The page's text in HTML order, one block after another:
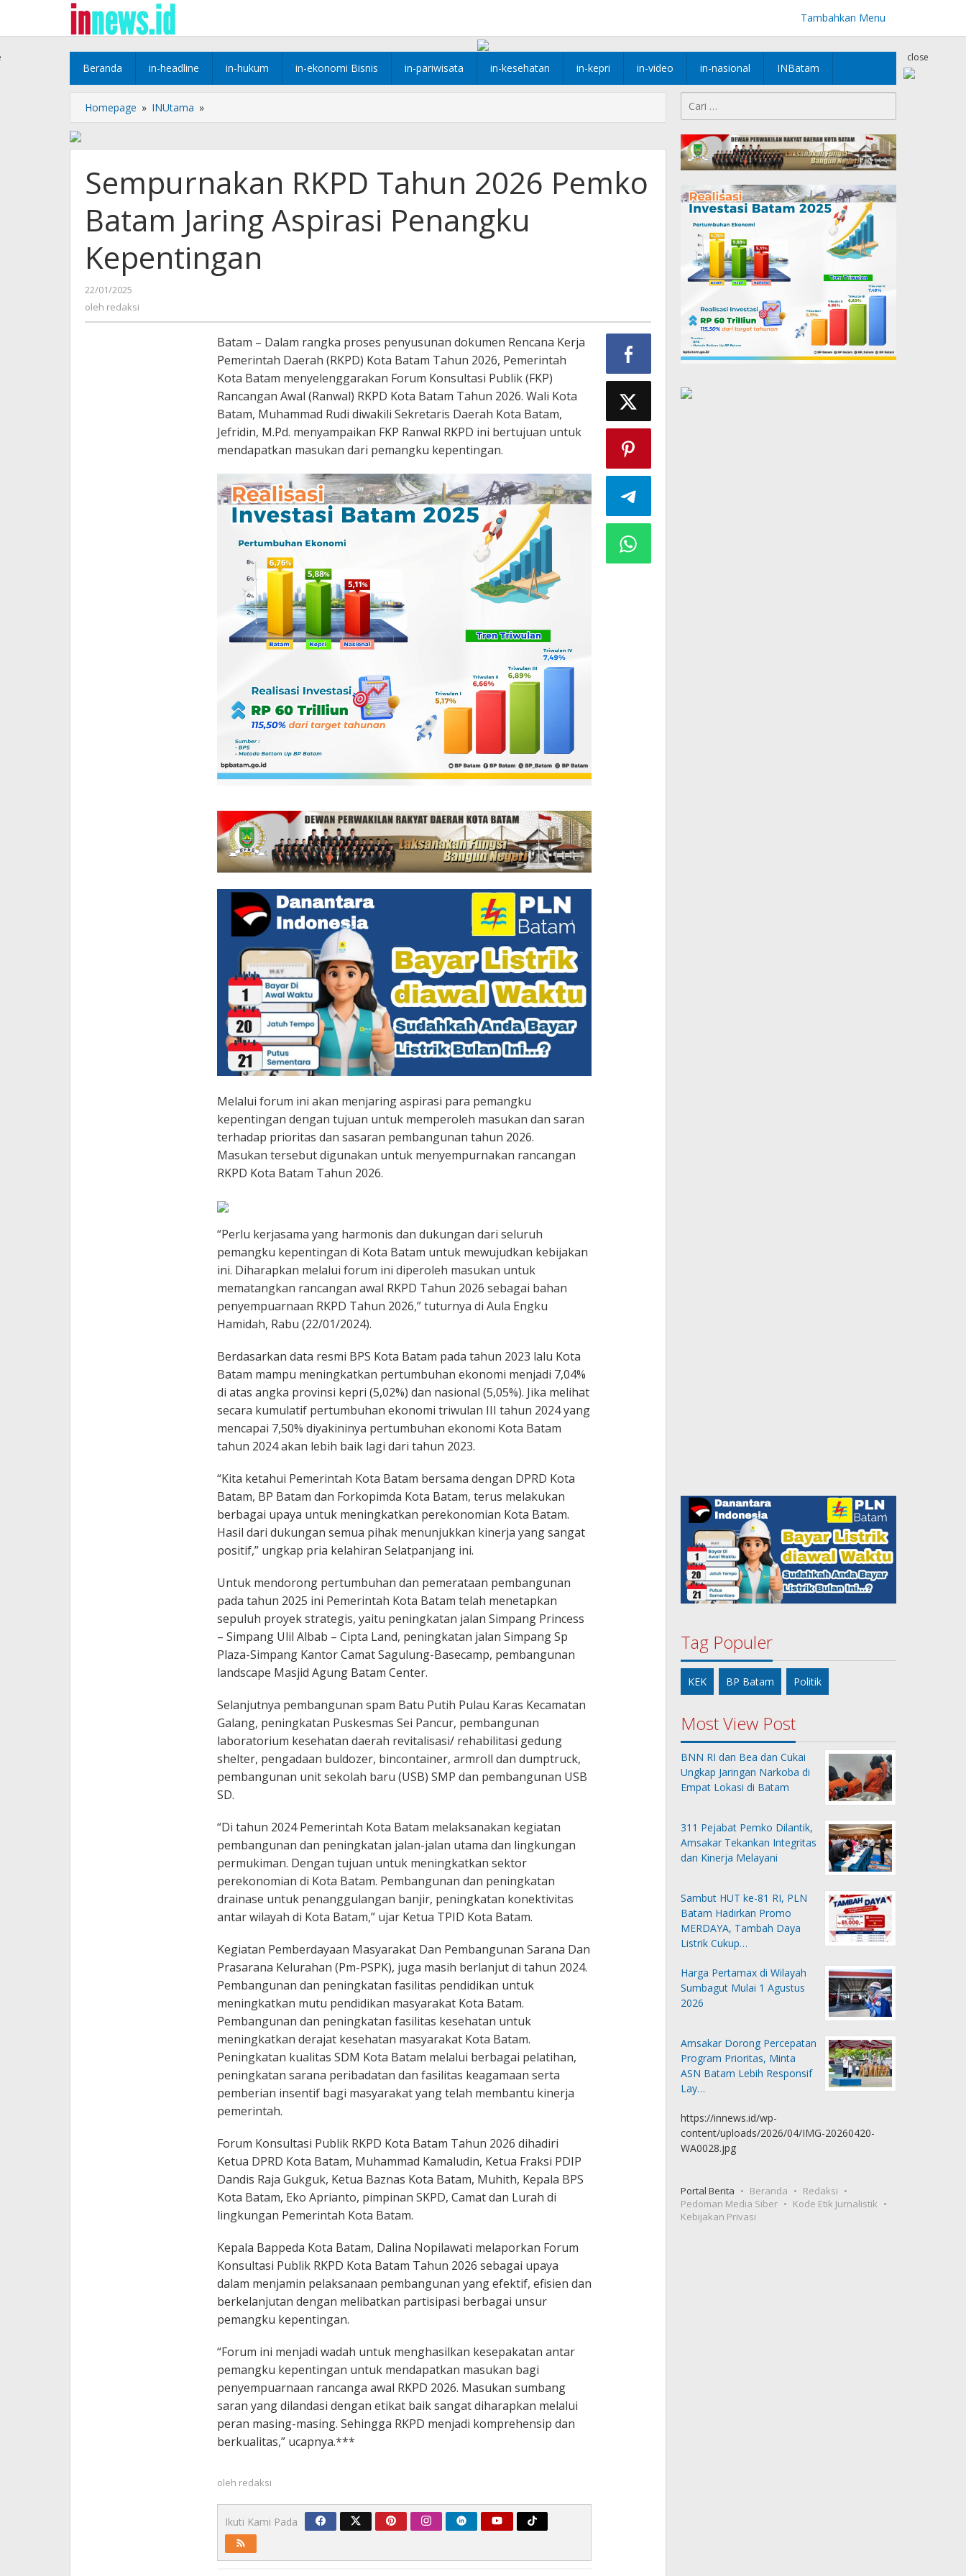
konten
Tambahkan Menu
Beranda in-headline in-hukum in-ekonomi Bisnis in-pariwisata in-kesehatan in-kepri in-video in-nasional INBatam
close
Homepage » INUtama »
RKPD
2026
Batam
Jaring
Aspirasi
Penangku
Kepentingan
Sempurnakan RKPD Tahun 2026 Pemko
Batam Jaring Aspirasi Penangku
Kepentingan
22/01/2025
redaksi
oleh redaksi
Batam – Dalam rangka proses penyusunan dokumen Rencana Kerja
Pemerintah Daerah (RKPD) Kota Batam Tahun 2026, Pemerintah
Kota Batam menyelenggarakan Forum Konsultasi Publik (FKP)
Rancangan Awal (Ranwal) RKPD Kota Batam Tahun 2026. Wali Kota
Batam, Muhammad Rudi diwakili Sekretaris Daerah Kota Batam,
Jefridin, M.Pd. menyampaikan FKP Ranwal RKPD ini bertujuan untuk
mendapatkan masukan dari pemangku kepentingan.
Melalui forum ini akan menjaring aspirasi para pemangku
kepentingan dengan tujuan untuk memperoleh masukan dan saran
terhadap prioritas dan sasaran pembangunan tahun 2026.
Masukan tersebut digunakan untuk menyempurnakan rancangan
RKPD Kota Batam Tahun 2026.
“Perlu kerjasama yang harmonis dan dukungan dari seluruh
pemangku kepentingan di Kota Batam untuk mewujudkan kebijakan
ini. Diharapkan melalui forum ini diperoleh masukan untuk
mematangkan rancangan awal RKPD Tahun 2026 sebagai bahan
penyempuarnaan RKPD Tahun 2026,” tuturnya di Aula Engku
Hamidah, Rabu (22/01/2024).
Berdasarkan data resmi BPS Kota Batam pada tahun 2023 lalu Kota
Batam mampu meningkatkan pertumbuhan ekonomi menjadi 7,04%
di atas angka provinsi kepri (5,02%) dan nasional (5,05%). Jika melihat
secara kumulatif pertumbuhan ekonomi triwulan III tahun 2024 yang
mencapai 7,50% diyakininya pertumbuhan ekonomi Kota Batam
tahun 2024 akan lebih baik lagi dari tahun 2023.
“Kita ketahui Pemerintah Kota Batam bersama dengan DPRD Kota
Batam, BP Batam dan Forkopimda Kota Batam, terus melakukan
berbagai upaya untuk meningkatkan perekonomian Kota Batam.
Hasil dari dukungan semua pihak menunjukkan kinerja yang sangat
positif,” ungkap pria kelahiran Selatpanjang ini.
Untuk mendorong pertumbuhan dan pemerataan pembangunan
pada tahun 2025 ini Pemerintah Kota Batam telah menetapkan
sepuluh proyek strategis, yaitu peningkatan jalan Simpang Princess
– Simpang Ulil Albab – Cipta Land, peningkatan jalan Simpang Sp
Plaza-Simpang Kantor Camat Sagulung-Basecamp, pembangunan
landscape Masjid Agung Batam Center.
Selanjutnya pembangunan spam Batu Putih Pulau Karas Kecamatan
Galang, peningkatan Puskesmas Sei Pancur, pembangunan
laboratorium kesehatan daerah revitalisasi/ rehabilitasi gedung
shelter, pengadaan buldozer, bincontainer, armroll dan dumptruck,
pembangunan unit sekolah baru (USB) SMP dan pembangunan USB
SD.
“Di tahun 2024 Pemerintah Kota Batam melaksanakan kegiatan
pembangunan dan peningkatan jalan-jalan utama dan lingkungan
permukiman. Dengan tujuan untuk meningkatkan sektor
perekonomian di Kota Batam. Pembangunan dan peningkatan
drainase untuk penanggulangan banjir, peningkatan konektivitas
antar wilayah di Kota Batam,” ujar Ketua TPID Kota Batam.
Kegiatan Pemberdayaan Masyarakat Dan Pembangunan Sarana Dan
Prasarana Kelurahan (Pm-PSPK), juga masih berlanjut di tahun 2024.
Pembangunan dan peningkatan fasilitas pendidikan untuk
meningkatkan mutu pendidikan masyarakat Kota Batam.
Pembangunan dan peningkatan fasilitas kesehatan untuk
meningkatkan derajat kesehatan masyarakat Kota Batam.
Peningkatan kualitas SDM Kota Batam melalui berbagai pelatihan,
peningkatan sarana peribadatan dan fasilitas keagamaan serta
pemberian insentif bagi masyarakat yang telah membantu kinerja
pemerintah.
Forum Konsultasi Publik RKPD Kota Batam Tahun 2026 dihadiri
Ketua DPRD Kota Batam, Muhammad Kamaludin, Ketua Fraksi PDIP
Dandis Raja Gukguk, Ketua Baznas Kota Batam, Muhith, Kepala BPS
Kota Batam, Eko Aprianto, pimpinan SKPD, Camat dan Lurah di
lingkungan Pemerintah Kota Batam.
Kepala Bappeda Kota Batam, Dalina Nopilawati melaporkan Forum
Konsultasi Publik RKPD Kota Batam Tahun 2026 sebagai upaya
dalam menjamin pelaksanaan pembangunan yang efektif, efisien dan
berkelanjutan dengan melibatkan partisipasi berbagai unsur
pemangku kepentingan.
“Forum ini menjadi wadah untuk menghasilkan kesepakatan antar
pemangku kepentingan untuk mendapatkan masukan bagi
penyempuarnaan rancanga awal RKPD 2026. Masukan sumbang
saran yang dilandasi dengan etikat baik sangat diharapkan melalui
peran masing-masing. Sehingga RKPD menjadi komprehensip dan
berkualitas,” ucapnya.***
oleh redaksi
Ikuti Kami Pada
untuk:
Tag Populer
KEK BP Batam Politik
Most View Post
BNN RI dan Bea dan Cukai
Ungkap Jaringan Narkoba di
Empat Lokasi di Batam
311 Pejabat Pemko Dilantik,
Amsakar Tekankan Integritas
dan Kinerja Melayani
Sambut HUT ke-81 RI, PLN
Batam Hadirkan Promo
MERDAYA, Tambah Daya
Listrik Cukup…
Harga Pertamax di Wilayah
Sumbagut Mulai 1 Agustus
2026
Amsakar Dorong Percepatan
Program Prioritas, Minta
ASN Batam Lebih Responsif
Lay…
https://innews.id/wp-
content/uploads/2026/04/IMG-20260420-
WA0028.jpg
Portal Berita Beranda
Redaksi
Pedoman Media Siber
Kode Etik Jurnalistik
Kebijakan Privasi